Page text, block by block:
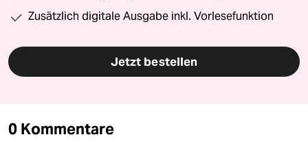
Zusätzlich digitale Ausgabe inkl. Vorlesefunktion
Jetzt bestellen
0 Kommentare